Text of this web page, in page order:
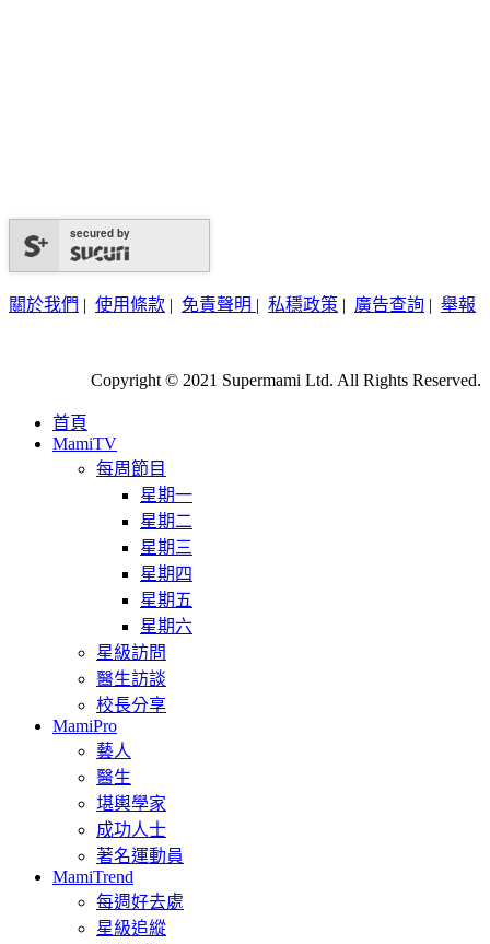
secured by
關於我們 | 使用條款 | 免責聲明 | 私穩政策 | 廣告查詢 | 舉報
Copyright © 2021 Supermami Ltd. All Rights Reserved.
首頁
MamiTV
每周節目
星期一
星期二
星期三
星期四
星期五
星期六
星級訪問
醫生訪談
校長分享
MamiPro
藝人
醫生
堪輿學家
成功人士
著名運動員
MamiTrend
每週好去處
星級追縱